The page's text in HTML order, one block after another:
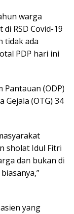
warga
RSD Covid-19
tidak ada
PDP hari ini
Pantauan (ODP)
Gejala (OTG) 34
sholat Idul Fitri
dan bukan di
yang